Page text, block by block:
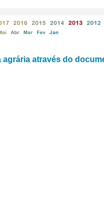
2016 2015 2014 2013 2012
Abr Mar Fev Jan
através do